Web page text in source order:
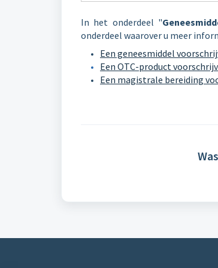
In het onderdeel "
onderdeel waarover u meer
Een geneesmiddel
Een OTC-product
Een magistrale bereiding